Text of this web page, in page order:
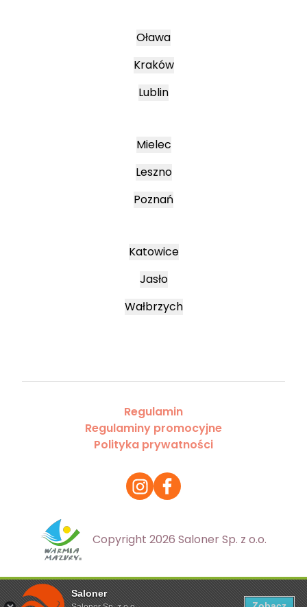
Saloner
Ta strona korzysta z plików cookies. Aby dowiedzieć się
Oława
Kraków
Lublin
Mielec
Leszno
Poznań
Katowice
Jasło
Wałbrzych
Regulamin
Regulaminy promocyjne
Polityka prywatności
Copyright 2026 Saloner Sp. z o.o.